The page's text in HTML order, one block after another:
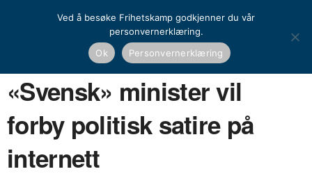
Norden «Svensk» minister vil forby politisk satire på internett
UTENRIKS
«Svensk» minister vil
forby politisk satire på
internett
Ved å besøke Frihetskamp godkjenner du vår
personvernerklæring.
Ok
Personvernerklæring